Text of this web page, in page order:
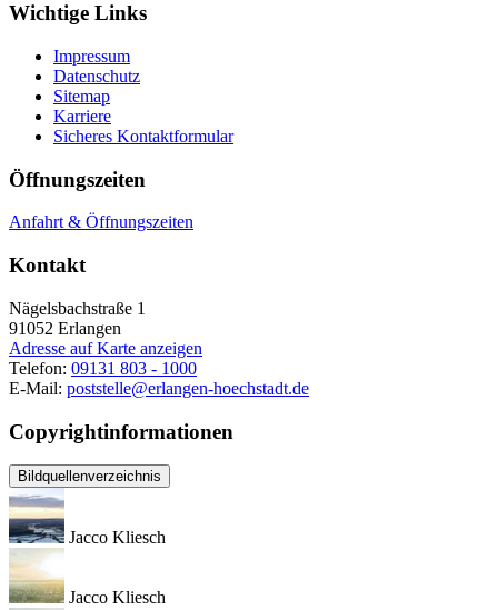
Wichtige Links
Impressum
Datenschutz
Sitemap
Karriere
Sicheres Kontaktformular
Öffnungszeiten
Anfahrt & Öffnungszeiten
Kontakt
Nägelsbachstraße 1
91052 Erlangen
Adresse auf Karte anzeigen
Telefon: 09131 803 - 1000
E-Mail: poststelle@erlangen-hoechstadt.de
Copyrightinformationen
Bildquellenverzeichnis
Jacco Kliesch
Jacco Kliesch